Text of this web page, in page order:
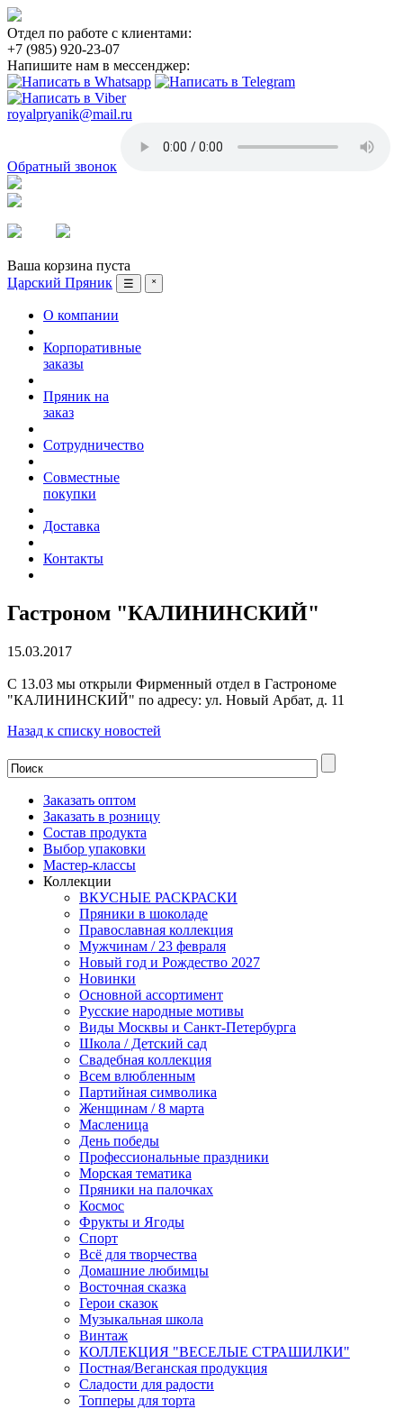
Отдел по работе с клиентами:
+7 (985) 920-23-07
Напишите нам в мессенджер:
royalpryanik@mail.ru
Обратный звонок
Ваша корзина пуста
Царский Пряник
☰ ˟
О компании
Корпоративные
заказы
Пряник на
заказ
Сотрудничество
Совместные
покупки
Доставка
Контакты
Гастроном "КАЛИНИНСКИЙ"
15.03.2017
С 13.03 мы открыли Фирменный отдел в Гастрономе
"КАЛИНИНСКИЙ" по адресу: ул. Новый Арбат, д. 11
Назад к списку новостей
Заказать оптом
Заказать в розницу
Состав продукта
Выбор упаковки
Мастер-классы
Коллекции
ВКУСНЫЕ РАСКРАСКИ
Пряники в шоколаде
Православная коллекция
Мужчинам / 23 февраля
Новый год и Рождество 2027
Новинки
Основной ассортимент
Русские народные мотивы
Виды Москвы и Санкт-Петербурга
Школа / Детский сад
Свадебная коллекция
Всем влюбленным
Партийная символика
Женщинам / 8 марта
Масленица
День победы
Професcиональные праздники
Морская тематика
Пряники на палочках
Космос
Фрукты и Ягоды
Спорт
Всё для творчества
Домашние любимцы
Восточная сказка
Герои сказок
Музыкальная школа
Винтаж
КОЛЛЕКЦИЯ "ВЕСЕЛЫЕ СТРАШИЛКИ"
Постная/Веганская продукция
Сладости для радости
Топперы для торта